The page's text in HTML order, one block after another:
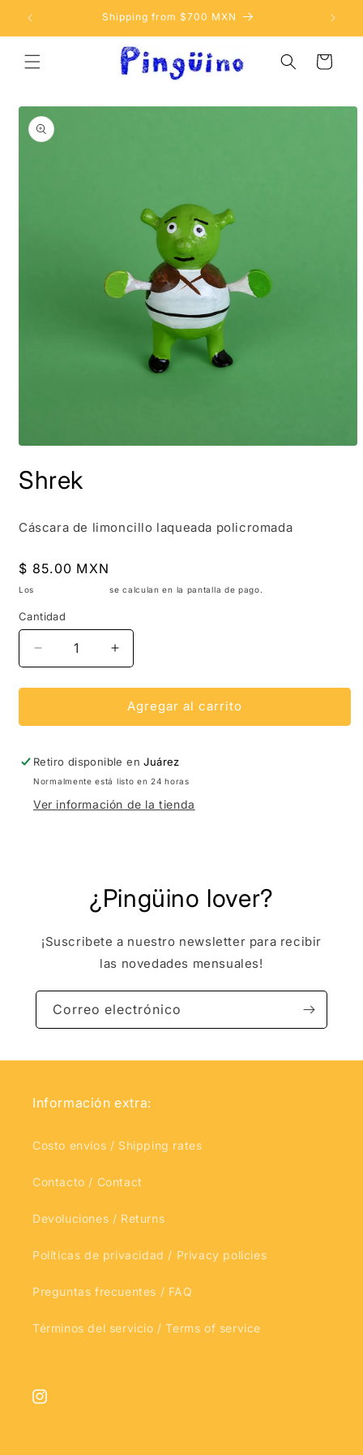
directamente
Shipping from $700 MXN
Carrito
directamente
información
multimedia
1
ventana
modal
Shrek
Cáscara de limoncillo laqueada policromada
Precio
habitual
$ 85.00 MXN
Los se calculan en la pantalla de pago.
Cantidad
Reducir
cantidad
para
Aumentar
cantidad
para
Shrek
Agregar al carrito
Retiro disponible enJuárez
Normalmente está listo en 24 horas
Ver información de la tienda
¿Pingüino lover?
¡Suscribete a nuestro newsletter para recibir
las novedades mensuales!
Correo electrónico
Información extra:
Costo envíos / Shipping rates
Contacto / Contact
Devoluciones / Returns
Políticas de privacidad / Privacy policies
Preguntas frecuentes / FAQ
Términos del servicio / Terms of service
Instagram